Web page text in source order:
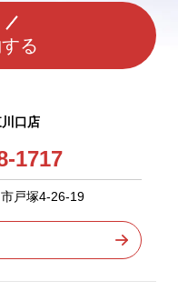
る
口店
1717
戸塚4-26-19